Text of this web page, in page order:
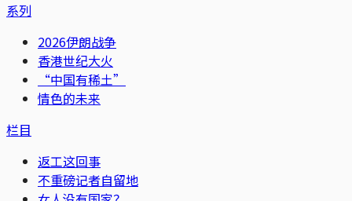
系列
2026伊朗战争
香港世纪大火
“中国有稀土”
情色的未来
栏目
返工这回事
不重磅记者自留地